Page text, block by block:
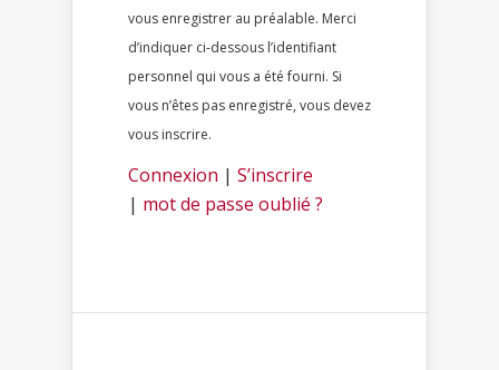
vous enregistrer au préalable. Merci
d’indiquer ci-dessous l’identifiant
personnel qui vous a été fourni. Si
vous n’êtes pas enregistré, vous devez
vous inscrire.
Connexion | S’inscrire
| mot de passe oublié ?